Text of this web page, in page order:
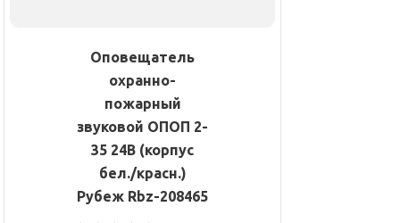
Оповещатель
охранно-
пожарный
звуковой ОПОП 2-
35 24В (корпус
бел./красн.)
Рубеж Rbz-208465